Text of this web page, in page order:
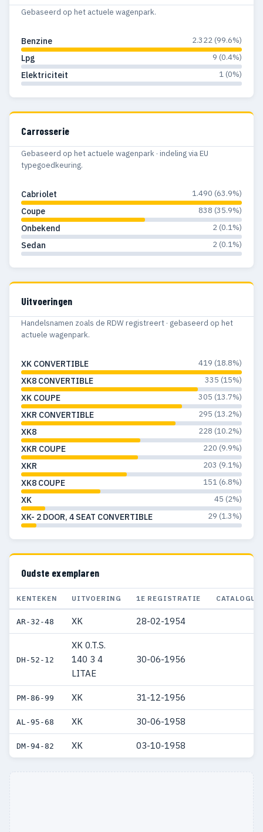
Gebaseerd op het actuele wagenpark.
Benzine 2.322 (99.6%)
Lpg 9 (0.4%)
Elektriciteit 1 (0%)
Carrosserie
Gebaseerd op het actuele wagenpark · indeling via EU
typegoedkeuring.
Cabriolet 1.490 (63.9%)
Coupe 838 (35.9%)
Onbekend 2 (0.1%)
Sedan 2 (0.1%)
Uitvoeringen
Handelsnamen zoals de RDW registreert · gebaseerd op het
actuele wagenpark.
XK CONVERTIBLE 419 (18.8%)
XK8 CONVERTIBLE 335 (15%)
XK COUPE 305 (13.7%)
XKR CONVERTIBLE 295 (13.2%)
XK8 228 (10.2%)
XKR COUPE 220 (9.9%)
XKR 203 (9.1%)
XK8 COUPE 151 (6.8%)
XK 45 (2%)
XK- 2 DOOR, 4 SEAT CONVERTIBLE 29 (1.3%)
Oudste exemplaren
KENTEKEN UITVOERING 1E REGISTRATIE
AR-32-48 XK 28-02-1954
DH-52-12
XK 0.T.S.
140 3 4
LITAE
30-06-1956
PM-86-99 XK 31-12-1956
AL-95-68 XK 30-06-1958
DM-94-82 XK 03-10-1958